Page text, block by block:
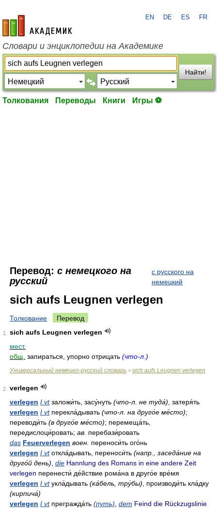
academic.ru
EN DE ES FR
Словари и энциклопедии на Академике
Найти!
Толкования Переводы Книги Игры ⚽
Перевод: с немецкого на
русский
с русского на
немецкий
sich aufs Leugnen verlegen
Толкование Перевод
1
sich aufs Leugnen verlegen
мест.
общ. запираться, упорно отрицать (что-л.)
Универсальный немецко-русский словарь > sich aufs Leugnen verlegen
2
verlegen
verlegen I vtзаложи́ть, засу́нуть (что-л. не туда́) , затеря́ть
verlegen I vtперекла́дывать (что-л. на друго́е ме́сто);
переводи́ть (в друго́е ме́сто); перемеща́ть,
передислоци́ровать; ав. перебази́ровать
das Feuerverlegen воен. переноси́ть ого́нь
verlegen I vtоткла́дывать, переноси́ть (напр., заседа́ние на
друго́й день) die Hannlung des Romans in eine andere Zeit
verlegen перенести́ де́йствие рома́на в друго́е вре́мя
verlegen I vtукла́дывать (ка́бель, тру́бы) , производи́ть кла́дку
(кирпича́)
verlegen I vtпрегражда́ть (путь) dem Feind die Rückzugslinie